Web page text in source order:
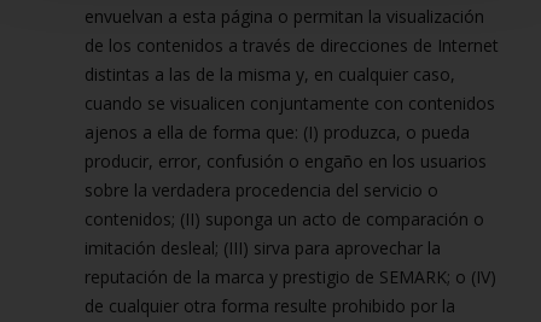
envuelvan a esta página o permitan la visualización
de los contenidos a través de direcciones de Internet
distintas a las de la misma y, en cualquier caso,
cuando se visualicen conjuntamente con contenidos
ajenos a ella de forma que: (I) produzca, o pueda
producir, error, confusión o engaño en los usuarios
sobre la verdadera procedencia del servicio o
contenidos; (II) suponga un acto de comparación o
imitación desleal; (III) sirva para aprovechar la
reputación de la marca y prestigio de SEMARK; o (IV)
de cualquier otra forma resulte prohibido por la